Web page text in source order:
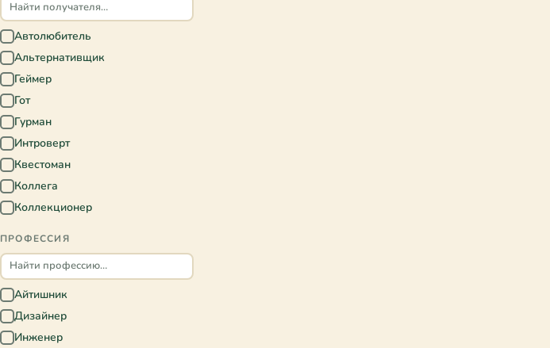
✓ Образование
✓ Одежда
✓ Посуда
✓ Совместное
времяпрепровождение
✓
✓ Украшения
✓ Хобби и творчество
✓
Автолюбитель
Альтернативщик
Геймер
Гот
Гурман
Интроверт
Квестоман
Коллега
Коллекционер
✓ Любитель DIY
✓ Любитель анимэ
✓ Любитель ароматерапии
✓ Любитель вечеринок
✓ Любитель вина
ПРОФЕССИЯ
Айтишник
Дизайнер
Инженер